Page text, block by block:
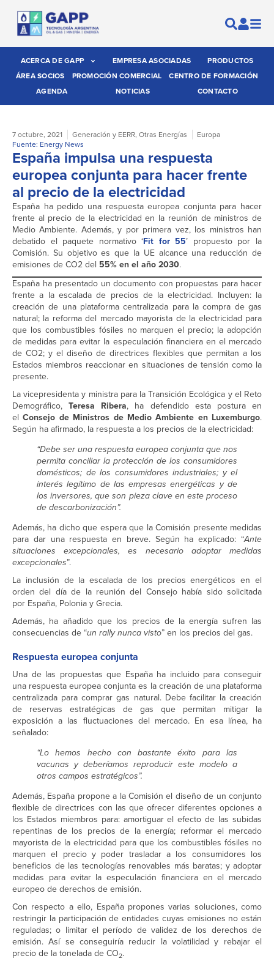
ACERCA DE GAPP EMPRESA ASOCIADAS
PRODUCTOS
ÁREA SOCIOS
PROMOCIÓN COMERCIAL
CENTRO DE FORMACIÓN
AGENDA
NOTICIAS CONTACTO
7 octubre, 2021 Generación y EERR, Otras Energías
Europa
Fuente: Energy News
España impulsa una respuesta
europea conjunta para hacer frente
al precio de la electricidad
España ha pedido una respuesta europea conjunta para hacer
frente al precio de la electricidad en la reunión de ministros de
Medio Ambiente. Además, y por primera vez, los ministros han
debatido el paquete normativo ‘Fit for 55’ propuesto por la
Comisión. Su objetivo es que la UE alcance una reducción de
emisiones de CO2 del 55% en el año 2030.
España ha presentado un documento con propuestas para hacer
frente a la escalada de precios de la electricidad. Incluyen: la
creación de una plataforma centralizada para la compra de gas
natural; la reforma del mercado mayorista de la electricidad para
que los combustibles fósiles no marquen el precio; la adopción
de medidas para evitar la especulación financiera en el mercado
de CO2; y el diseño de directrices flexibles que permitan a los
Estados miembros reaccionar en situaciones de tensión como la
presente.
La vicepresidenta y ministra para la Transición Ecológica y el Reto
Demográfico,Teresa Ribera, ha defendido esta postura en
elConsejo de Ministros de Medio Ambiente en Luxemburgo.
Según ha afirmado, la respuesta a los precios de la electricidad:
“Debe ser una respuesta europea conjunta que nos
permita conciliar la protección de los consumidores
domésticos; de los consumidores industriales; y el
interés legítimo de las empresas energéticas y de
los inversores, que son pieza clave en este proceso
de descarbonización”.
Además, ha dicho que espera que la Comisión presente medidas
para dar una respuesta en breve. Según ha explicado: “Ante
situaciones excepcionales, es necesario adoptar medidas
excepcionales”.
La inclusión de la escalada de los precios energéticos en el
orden del día de la reunión del Consejo había sido solicitada
por España, Polonia y Grecia.
Además, ha añadido que los precios de la energía sufren las
consecuencias de “un rally nunca visto” en los precios del gas.
Respuesta europea conjunta
Una de las propuestas que España ha incluido para conseguir
una respuesta europea conjunta es la creación de una plataforma
centralizada para comprar gas natural. Debe facilitar la creación
de reservas estratégicas de gas que permitan mitigar la
exposición a las fluctuaciones del mercado. En esa línea, ha
señalado:
“Lo hemos hecho con bastante éxito para las
vacunas y deberíamos reproducir este modelo a
otros campos estratégicos”.
Además, España propone a la Comisión el diseño de un conjunto
flexible de directrices con las que ofrecer diferentes opciones a
los Estados miembros para: amortiguar el efecto de las subidas
repentinas de los precios de la energía; reformar el mercado
mayorista de la electricidad para que los combustibles fósiles no
marquen el precio y poder trasladar a los consumidores los
beneficios de las tecnologías renovables más baratas; y adoptar
medidas para evitar la especulación financiera en el mercado
europeo de derechos de emisión.
Con respecto a ello, España propones varias soluciones, como
restringir la participación de entidades cuyas emisiones no están
reguladas; o limitar el período de validez de los derechos de
emisión. Así se conseguiría reducir la volatilidad y rebajar el
precio de la tonelada de CO2.